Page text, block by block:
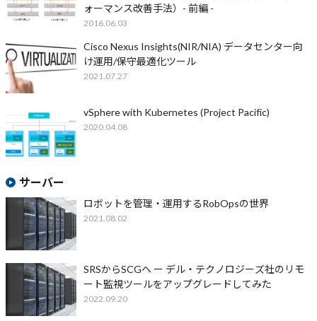
ォーマンス改善手法）- 前編 -
2016.06.03
Cisco Nexus Insights(NIR/NIA) データセンター向
け運用/保守最適化ツール
2021.07.27
vSphere with Kubernetes (Project Pacific)
2020.04.08
サーバー
ロボットを管理・運用するRobOpsの世界
2021.08.02
SRSからSCGへ ー デル・テクノロジーズ社のリモ
ート監視ツールをアップグレードしてみた
2022.09.20